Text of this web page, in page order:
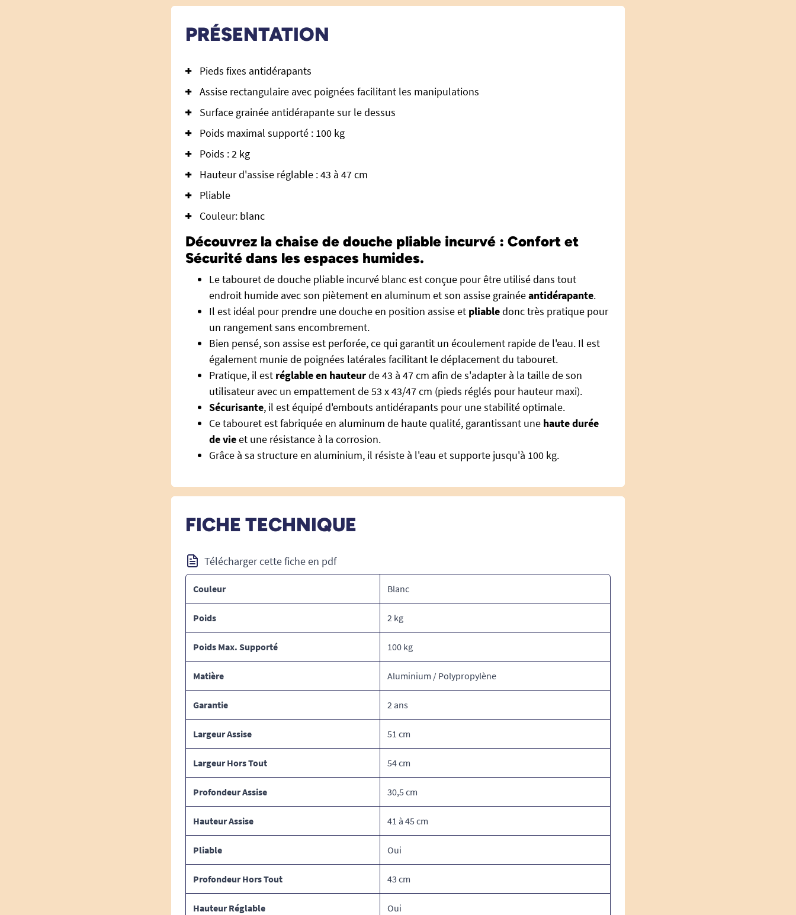
PRÉSENTATION
Pieds fixes antidérapants
Assise rectangulaire avec poignées facilitant les manipulations
Surface grainée antidérapante sur le dessus
Poids maximal supporté : 100 kg
Poids : 2 kg
Hauteur d'assise réglable : 43 à 47 cm
Pliable
Couleur: blanc
Découvrez la chaise de douche pliable incurvé : Confort et
Sécurité dans les espaces humides.
Le tabouret de douche pliable incurvé blanc est conçue pour être utilisé dans tout
endroit humide avec son piètement en aluminum et son assise grainéeantidérapante.
Il est idéal pour prendre une douche en position assise et pliabledonc très pratique pour
un rangement sans encombrement.
Bien pensé, son assiseest perforée, ce qui garantit un écoulement rapide de l'eau. Il est
également munie de poignées latérales facilitant le déplacement du tabouret.
Pratique, il est réglable en hauteurde 43 à 47 cm afin de s'adapter à la taille de son
utilisateur avec un empattement de 53 x 43/47 cm (pieds réglés pour hauteur maxi).
Sécurisante, il est équipé d'embouts antidérapants pour une stabilité optimale.
Ce tabouret est fabriquée en aluminum de haute qualité, garantissant une haute durée
de vieet une résistance à la corrosion.
Grâce à sa structure en aluminium, il résiste à l'eau et supporte jusqu'à 100 kg.
FICHE TECHNIQUE
Télécharger cette fiche en pdf
Couleur Blanc
Poids 2 kg
Poids Max. Supporté 100 kg
Matière Aluminium / Polypropylène
Garantie 2 ans
Largeur Assise 51 cm
Largeur Hors Tout 54 cm
Profondeur Assise 30,5 cm
Hauteur Assise 41 à 45 cm
Pliable Oui
Profondeur Hors Tout 43 cm
Hauteur Réglable Oui